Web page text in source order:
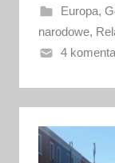
n
o
2
k
w
i
e
Europa,
narodowe,
4